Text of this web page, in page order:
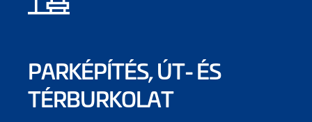
PARKÉPÍTÉS, ÚT- ÉS
TÉRBURKOLAT